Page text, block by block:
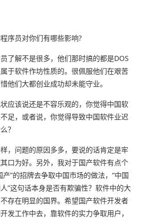
序员对你们有哪些影响?
了解不是很多，他们那时搞的都是DOS
于软件作坊性质的。很佩服他们在艰苦
他们大都创业成功却未能守业。
应该说还是不容乐观的，你觉得中国软
足，或者说，你觉得导致中国软件业迟
？
，问题的原因多多，要说的话肯定是牢
口为好。另外，我对于国产软件有点个
”的招牌去争取中国市场的做法，“中国
”这句话本身是否有欺骗性？软件中的大
存在明显的国界。希望国产软件开发者
发工作中去，靠软件的实力争取用户，